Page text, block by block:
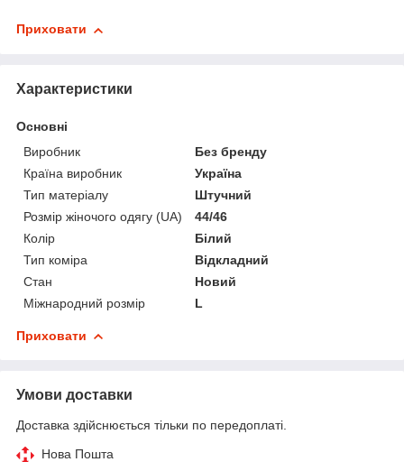
Приховати
Характеристики
Основні
Виробник
Без бренду
Країна виробник
Україна
Тип матеріалу
Штучний
Розмір жіночого одягу (UA)
44/46
Колір
Білий
Тип коміра
Відкладний
Стан
Новий
Міжнародний розмір
L
Приховати
Умови доставки
Доставка здійснюється тільки по передоплаті.
Нова Пошта